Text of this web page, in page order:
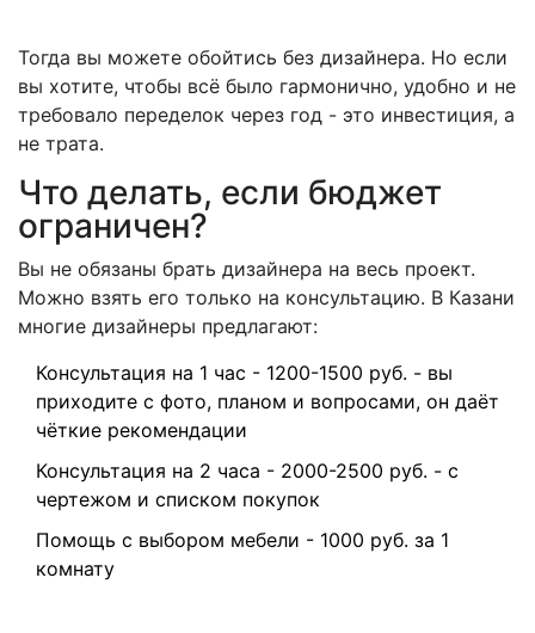
Тогда вы можете обойтись без дизайнера. Но если
вы хотите, чтобы всё было гармонично, удобно и не
требовало переделок через год - это инвестиция, а
не трата.
Что делать, если бюджет
ограничен?
Вы не обязаны брать дизайнера на весь проект.
Можно взять его только на консультацию. В Казани
многие дизайнеры предлагают:
Консультация на 1 час - 1200-1500 руб. - вы
приходите с фото, планом и вопросами, он даёт
чёткие рекомендации
Консультация на 2 часа - 2000-2500 руб. - с
чертежом и списком покупок
Помощь с выбором мебели - 1000 руб. за 1
комнату